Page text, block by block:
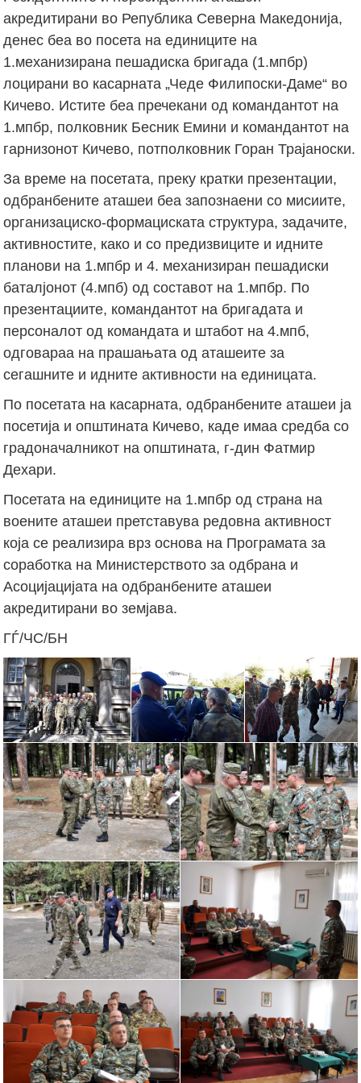
акредитирани во Република Северна Македонија,
денес беа во посета на единиците на
1.механизирана пешадиска бригада (1.мпбр)
лоцирани во касарната „Чеде Филипоски-Даме“ во
Кичево. Истите беа пречекани од командантот на
1.мпбр, полковник Бесник Емини и командантот на
гарнизонот Кичево, потполковник Горан Трајаноски.
За време на посетата, преку кратки презентации,
одбранбените аташеи беа запознаени со мисиите,
организациско-формациската структура, задачите,
активностите, како и со предизвиците и идните
планови на 1.мпбр и 4. механизиран пешадиски
баталјонот (4.мпб) од составот на 1.мпбр. По
презентациите, командантот на бригадата и
персоналот од командата и штабот на 4.мпб,
одговараа на прашањата од аташеите за
сегашните и идните активности на единицата.
По посетата на касарната, одбранбените аташеи ја
посетија и општината Кичево, каде имаа средба со
градоначалникот на општината, г-дин Фатмир
Дехари.
Посетата на единиците на 1.мпбр од страна на
воените аташеи претставува редовна активност
која се реализира врз основа на Програмата за
соработка на Министерството за одбрана и
Асоцијацијата на одбранбените аташеи
акредитирани во земјава.
ГЃ/ЧС/БН